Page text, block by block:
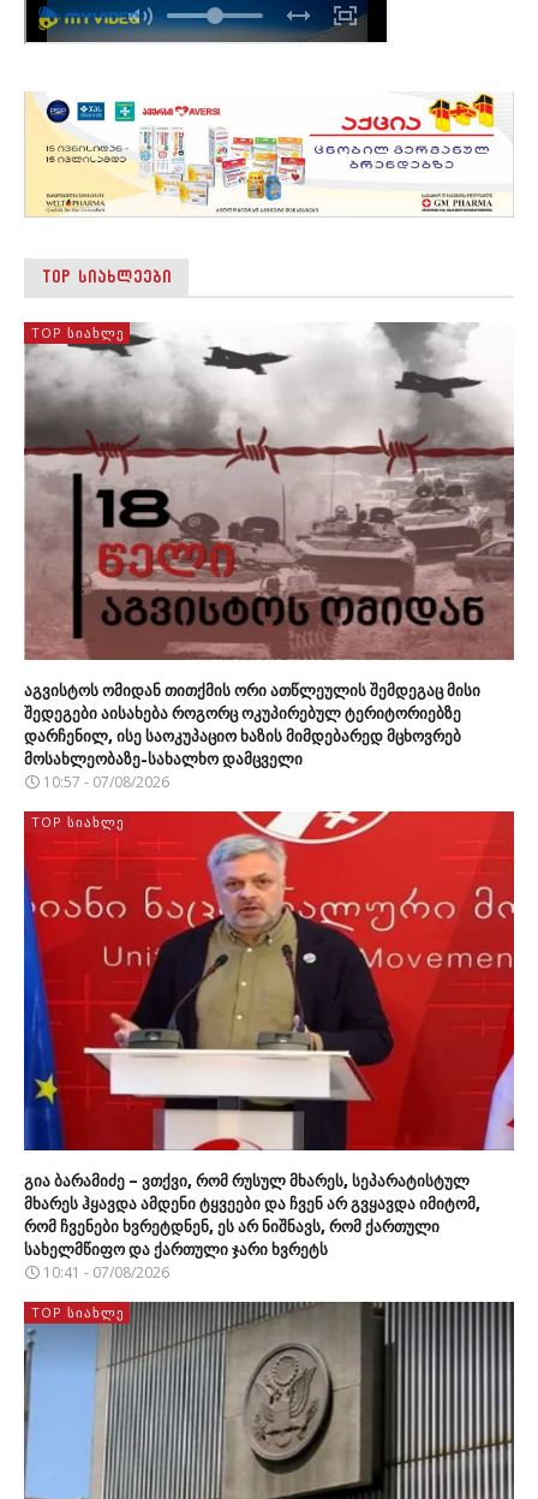
TOP ᲡᲘᲐᲮᲚᲔᲔᲑᲘ
TOP ᲡᲘᲐᲮᲚᲔ
აგვისტოს ომიდან თითქმის ორი ათწლეულის შემდეგაც მისი
შედეგები აისახება როგორც ოკუპირებულ ტერიტორიებზე
დარჩენილ, ისე საოკუპაციო ხაზის მიმდებარედ მცხოვრებ
მოსახლეობაზე-სახალხო დამცველი
10:57 - 07/08/2026
TOP ᲡᲘᲐᲮᲚᲔ
გია ბარამიძე – ვთქვი, რომ რუსულ მხარეს, სეპარატისტულ
მხარეს ჰყავდა ამდენი ტყვეები და ჩვენ არ გვყავდა იმიტომ,
რომ ჩვენები ხვრეტდნენ, ეს არ ნიშნავს, რომ ქართული
სახელმწიფო და ქართული ჯარი ხვრეტს
10:41 - 07/08/2026
TOP ᲡᲘᲐᲮᲚᲔ